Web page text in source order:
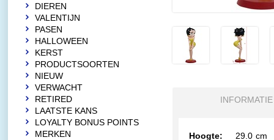
INFORMATIE
Hoogte: 29.0 cm
DIEREN
VALENTIJN
PASEN
HALLOWEEN
KERST
PRODUCTSOORTEN
NIEUW
VERWACHT
RETIRED
LAATSTE KANS
LOYALTY BONUS POINTS
MERKEN